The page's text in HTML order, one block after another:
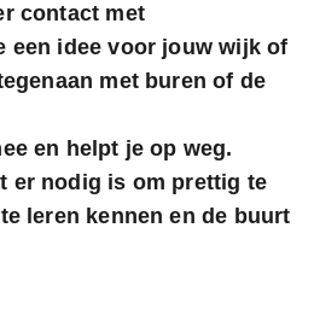
contact met
een idee voor jouw wijk of
met buren of de
en helpt je op weg.
er nodig is om prettig te
leren kennen en de buurt